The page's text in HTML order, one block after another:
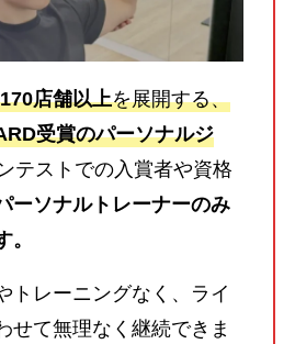
店舗以上を展開する、
受賞のパーソナルジ
テストでの入賞者や資格
ーソナルトレーナーのみ
トレーニングなく、ライ
せて無理なく継続できま